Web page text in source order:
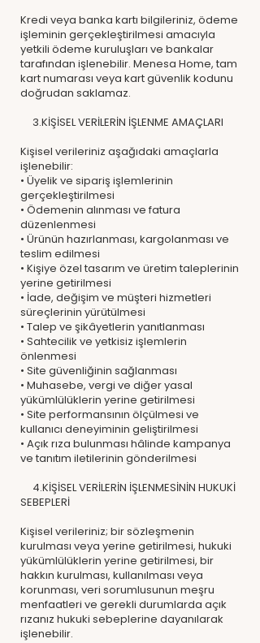
Kredi veya banka kartı bilgileriniz, ödeme
işleminin gerçekleştirilmesi amacıyla
yetkili ödeme kuruluşları ve bankalar
tarafından işlenebilir. Menesa Home, tam
kart numarası veya kart güvenlik kodunu
doğrudan saklamaz.
3.KİŞİSEL VERİLERİN İŞLENME AMAÇLARI
Kişisel verileriniz aşağıdaki amaçlarla
işlenebilir:
• Üyelik ve sipariş işlemlerinin
gerçekleştirilmesi
• Ödemenin alınması ve fatura
düzenlenmesi
• Ürünün hazırlanması, kargolanması ve
teslim edilmesi
• Kişiye özel tasarım ve üretim taleplerinin
yerine getirilmesi
• İade, değişim ve müşteri hizmetleri
süreçlerinin yürütülmesi
• Talep ve şikâyetlerin yanıtlanması
• Sahtecilik ve yetkisiz işlemlerin
önlenmesi
• Site güvenliğinin sağlanması
• Muhasebe, vergi ve diğer yasal
yükümlülüklerin yerine getirilmesi
• Site performansının ölçülmesi ve
kullanıcı deneyiminin geliştirilmesi
• Açık rıza bulunması hâlinde kampanya
ve tanıtım iletilerinin gönderilmesi
4.KİŞİSEL VERİLERİN İŞLENMESİNİN HUKUKİ
SEBEPLERİ
Kişisel verileriniz; bir sözleşmenin
kurulması veya yerine getirilmesi, hukuki
yükümlülüklerin yerine getirilmesi, bir
hakkın kurulması, kullanılması veya
korunması, veri sorumlusunun meşru
menfaatleri ve gerekli durumlarda açık
rızanız hukuki sebeplerine dayanılarak
işlenebilir.